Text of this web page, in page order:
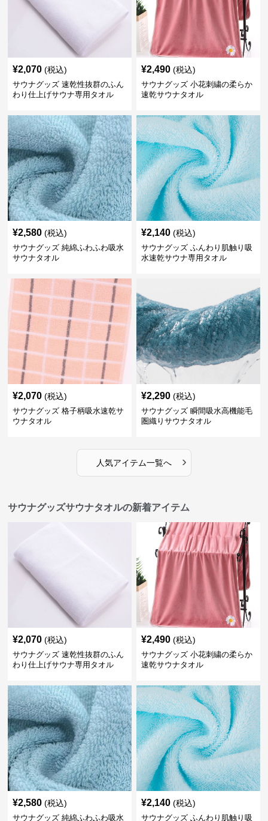
¥2,070 (税込)
サウナグッズ 速乾性抜群のふん
わり仕上げサウナ専用タオル
¥2,490 (税込)
サウナグッズ 小花刺繍の柔らか
速乾サウナタオル
¥2,580 (税込)
サウナグッズ 純綿ふわふわ吸水
サウナタオル
¥2,140 (税込)
サウナグッズ ふんわり肌触り吸
水速乾サウナ専用タオル
¥2,070 (税込)
サウナグッズ 格子柄吸水速乾サ
ウナタオル
¥2,290 (税込)
サウナグッズ 瞬間吸水高機能毛
圏織りサウナタオル
人気アイテム一覧へ ›
サウナグッズサウナタオルの新着アイテム
¥2,070 (税込)
サウナグッズ 速乾性抜群のふん
わり仕上げサウナ専用タオル
¥2,490 (税込)
サウナグッズ 小花刺繍の柔らか
速乾サウナタオル
¥2,580 (税込)
サウナグッズ 純綿ふわふわ吸水
¥2,140 (税込)
サウナグッズ ふんわり肌触り吸